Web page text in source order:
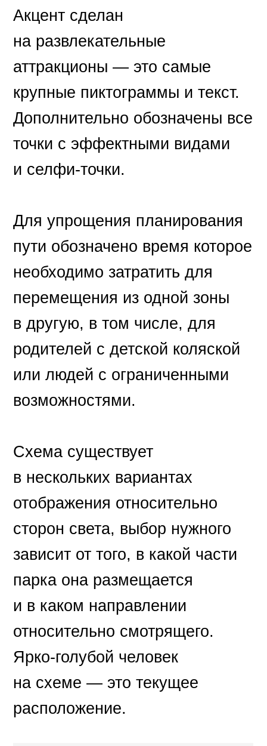
Акцент сделан
на развлекательные
аттракционы — это самые
крупные пиктограммы и текст.
Дополнительно обозначены все
точки с эффектными видами
и селфи-точки.
Для упрощения планирования
пути обозначено время которое
необходимо затратить для
перемещения из одной зоны
в другую, в том числе, для
родителей с детской коляской
или людей с ограниченными
возможностями.
Схема существует
в нескольких вариантах
отображения относительно
сторон света, выбор нужного
зависит от того, в какой части
парка она размещается
и в каком направлении
относительно смотрящего.
Ярко-голубой человек
на схеме — это текущее
расположение.